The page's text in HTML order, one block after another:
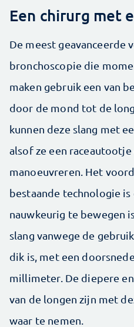
Een chirurg met
De meest geavanceerde
bronchoscopie die
maken gebruik een van
door de mond tot de
kunnen deze slang met
alsof ze een
manoeuvreren. Het
bestaande technologie is
nauwkeurig te bewegen
slang vanwege de
dik is, met een
millimeter. De diepere
van de longen zijn met
waar te nemen.